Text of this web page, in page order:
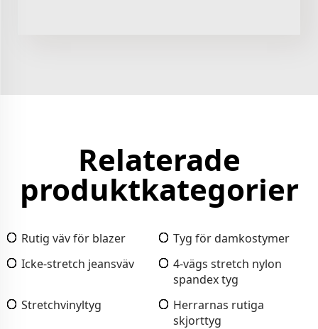
Relaterade
produktkategorier
Rutig väv för blazer
Tyg för damkostymer
Icke-stretch jeansväv
4-vägs stretch nylon
spandex tyg
Stretchvinyltyg
Herrarnas rutiga
skjorttyg